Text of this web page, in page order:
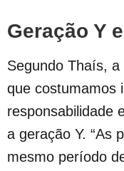
Geração Y
Segundo Thaís,
que costumamos
responsabilidade
a geração Y. “As
mesmo período